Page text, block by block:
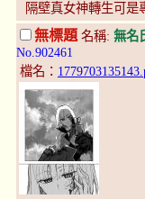
隔壁真女神轉生可是
無標題 名稱: 無名
No.902461
檔名：